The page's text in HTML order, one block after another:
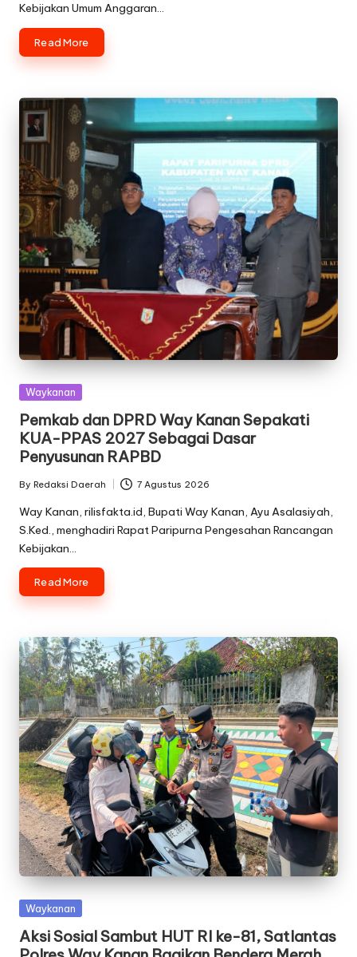
Kebijakan Umum Anggaran…
Read More
Posted
Waykanan
Pemkab dan DPRD Way Kanan Sepakati
KUA-PPAS 2027 Sebagai Dasar
Penyusunan RAPBD
Posted
by
By Redaksi Daerah 7 Agustus 2026
Way Kanan, rilisfakta.id, Bupati Way Kanan, Ayu Asalasiyah,
S.Ked., menghadiri Rapat Paripurna Pengesahan Rancangan
Kebijakan…
Read More
Posted
Waykanan
Aksi Sosial Sambut HUT RI ke-81, Satlantas